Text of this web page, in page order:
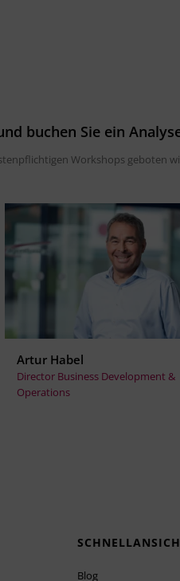
buchen Sie ein
Workshops geboten
Artur Habel
Director Business Development &
Operations
Blog